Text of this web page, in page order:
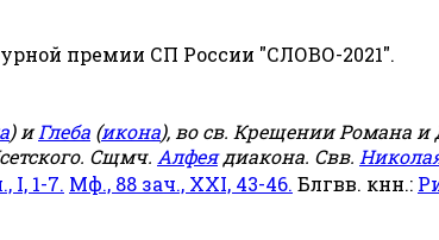
премии СП России "СЛОВО-2021".
) иГлеба (икона), во св. Крещении Романа и
Сщмч. Алфеядиакона. Свв.
I, 1-7. Мф., 88 зач., XXI, 43-46. Блгвв. кнн.: